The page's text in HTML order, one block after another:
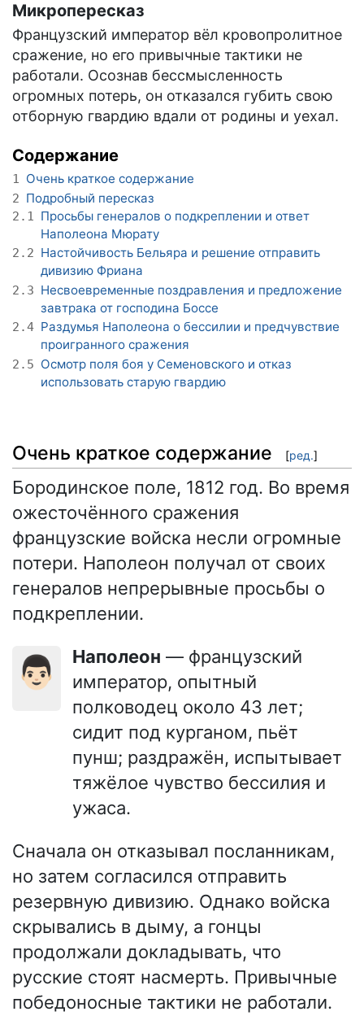
Микропересказ
Французский император вёл кровопролитное
сражение, но его привычные тактики не
работали. Осознав бессмысленность
огромных потерь, он отказался губить свою
отборную гвардию вдали от родины и уехал.
Содержание
1 Очень краткое содержание
2 Подробный пересказ
2.1 Просьбы генералов о подкреплении и ответ
Наполеона Мюрату
2.2 Настойчивость Бельяра и решение отправить
дивизию Фриана
2.3 Несвоевременные поздравления и предложение
завтрака от господина Боссе
2.4 Раздумья Наполеона о бессилии и предчувствие
проигранного сражения
2.5 Осмотр поля боя у Семеновского и отказ
использовать старую гвардию
Очень краткое содержание [ред.]
Бородинское поле, 1812 год. Во время
ожесточённого сражения
французские войска несли огромные
потери. Наполеон получал от своих
генералов непрерывные просьбы о
подкреплении.
👨🏻 Наполеон — французский
император, опытный
полководец около 43 лет;
сидит под курганом, пьёт
пунш; раздражён, испытывает
тяжёлое чувство бессилия и
ужаса.
Сначала он отказывал посланникам,
но затем согласился отправить
резервную дивизию. Однако войска
скрывались в дыму, а гонцы
продолжали докладывать, что
русские стоят насмерть. Привычные
победоносные тактики не работали.